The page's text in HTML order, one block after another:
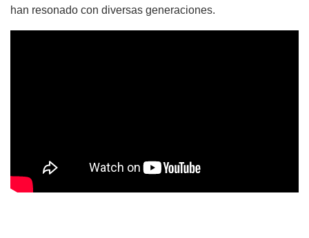
han resonado con diversas generaciones.